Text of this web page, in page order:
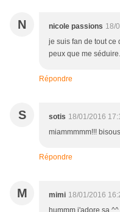
N nicole passions 18/
je suis fan de tout ce
peux que me
Répondre
S sotis 18/01/2016
miammmmm!!! bisous
Répondre
M mimi 18/01/2016
hummm j'adore sa